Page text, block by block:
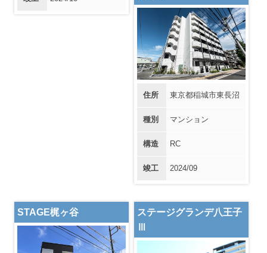
住所 東京都稲城市東長沼
種別 マンション
構造 RC
竣工 2024/09
STAGE梶ヶ谷
ステージグランデ八王子